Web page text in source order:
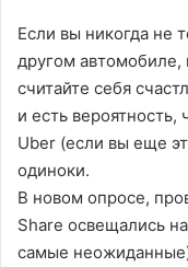
Если вы никогда не
другом
считайте себя
и есть вероятность,
Uber (если вы еще
одиноки.
В новом опросе,
Share освещались
самые